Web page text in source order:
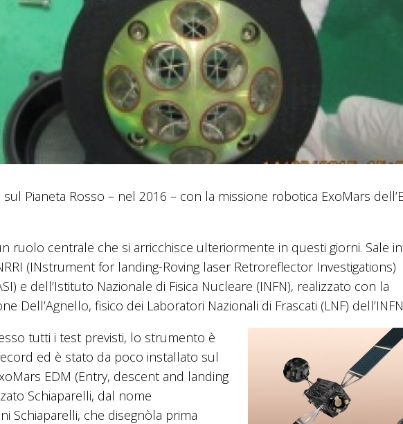
sul Pianeta Rosso – nel 2016 – con la missione robotica ExoMars
ruolo centrale che si arricchisce ulteriormente in questi giorni. Sale
(INstrument for landing-Roving laser Retroreflector Investigations)
e dell’Istituto Nazionale di Fisica Nucleare (INFN), realizzato con la
Dell’Agnello, fisico dei Laboratori Nazionali di Frascati (LNF)
tutti i test previsti, lo strumento è
ed è stato da poco installato sul
EDM (Entry, descent and landing
Schiaparelli, dal nome
Schiaparelli, che disegnòla prima